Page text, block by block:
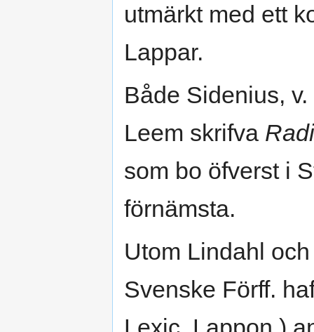
utmärkt med ett
Lappar.
Både Sidenius,
Leem skrifva
som bo öfverst i
förnämsta.
Utom Lindahl
Svenske Förff.